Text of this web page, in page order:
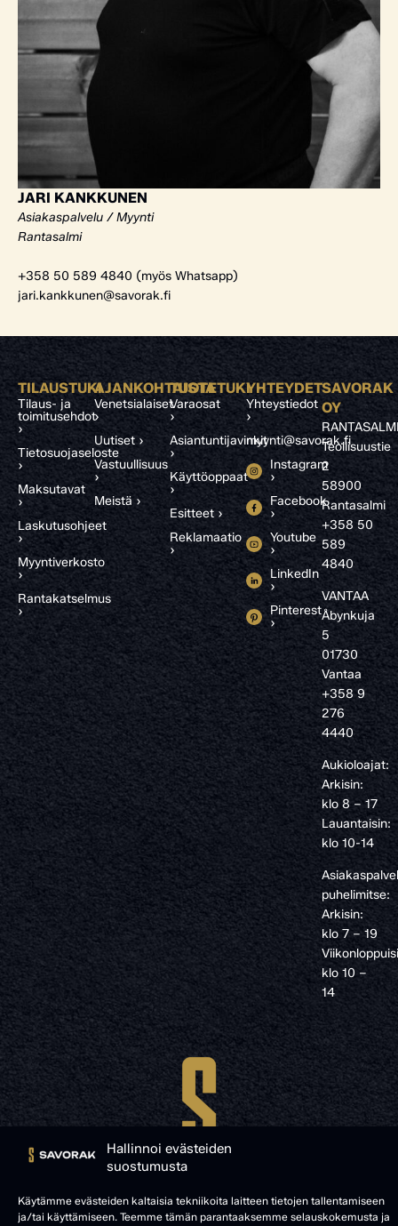
Hallinnoi evästeiden
suostumusta
Käytämme evästeiden kaltaisia tekniikoita laitteen tietojen tallentamiseen
ja/tai käyttämiseen. Teemme tämän parantaaksemme selauskokemusta ja
JARI KANKKUNEN
Asiakaspalvelu / Myynti
Rantasalmi
+358 50 589 4840 (myös Whatsapp)
jari.kankkunen@savorak.fi
TILAUSTUKI
Tilaus- ja
toimitusehdot
›
Tietosuojaseloste
›
Maksutavat
›
Laskutusohjeet
›
Myyntiverkosto
›
Rantakatselmus
›
AJANKOHTAISTA
Venetsialaiset
›
Uutiset ›
Vastuullisuus
›
Meistä ›
TUOTETUKI
Varaosat
›
Asiantuntijavinkit
›
Käyttöoppaat
›
Esitteet ›
Reklamaatio
›
YHTEYDET
Yhteystiedot
›
myynti@savorak.fi
Instagram
›
Facebook
›
Youtube
›
LinkedIn
›
Pinterest
›
SAVORAK
OY
Teollisuustie
2
58900
Rantasalmi
+358 50
589
4840
VANTAA
Åbynkuja
5
01730
Vantaa
+358 9
276
4440
Aukioloajat:
Arkisin:
klo 8 – 17
Lauantaisin:
klo 10-14
puhelimitse:
Arkisin:
klo 7 – 19
klo 10 –
14